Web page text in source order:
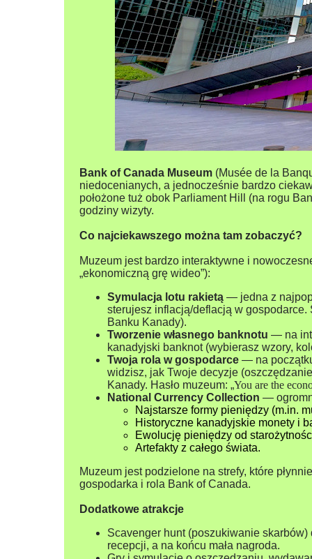
Bank of Canada Museum (Musée de la
niedocenianych, a jednocześnie bardzo
położone tuż obok Parliament Hill (na rogu
godziny wizyty.
Co najciekawszego można tam zobaczyć?
Muzeum jest bardzo interaktywne i
„ekonomiczną grę wideo”):
Symulacja lotu rakietą — jedna z
sterujesz inflacją/deflacją w
Banku Kanady).
Tworzenie własnego banknotu — na
kanadyjski banknot (wybierasz wzory,
Twoja rola w gospodarce — na
widzisz, jak Twoje decyzje
Kanady. Hasło muzeum: „You are the
National Currency Collection —
Najstarsze formy pieniędzy (m.in.
Historyczne kanadyjskie monety i
Ewolucję pieniędzy od
Artefakty z całego świata.
Muzeum jest podzielone na strefy, które
gospodarka i rola Bank of Canada.
Dodatkowe atrakcje
Scavenger hunt (poszukiwanie
recepcji, a na końcu mała nagroda.